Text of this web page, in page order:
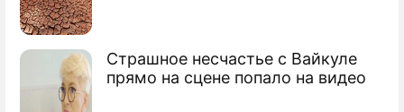
Страшное несчастье с Вайкуле
прямо на сцене попало на видео
Депутаты обсудят повышение МРОТ с